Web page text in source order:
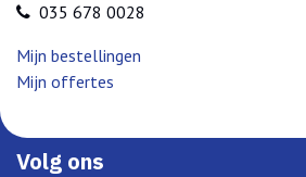
035 678 0028
Mijn bestellingen
Mijn offertes
Volg ons